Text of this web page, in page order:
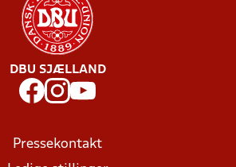
DBU SJÆLLAND
Pressekontakt